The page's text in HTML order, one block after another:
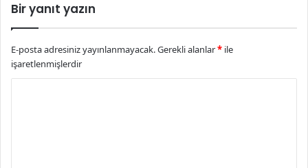
Bir yanıt yazın
E-posta adresiniz yayınlanmayacak.Gerekli alanlar* ile
işaretlenmişlerdir